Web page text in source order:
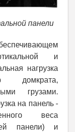
панели
и
нагрузка
домкрата,
грузами.
на панель -
веса
панели) и